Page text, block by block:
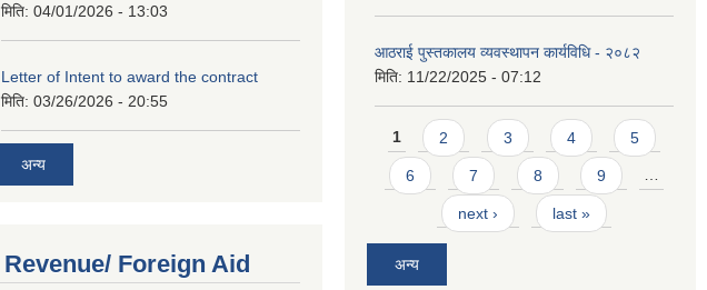
मिति: 04/01/2026 - 13:03
Letter of Intent to award the contract
मिति: 03/26/2026 - 20:55
अन्य
Revenue/ Foreign Aid
आठराई पुस्तकालय व्यवस्थापन कार्यविधि - २०८२
मिति: 11/22/2025 - 07:12
Pages
1 2 3 4 5
6 7 8 9 …
next › last »
अन्य